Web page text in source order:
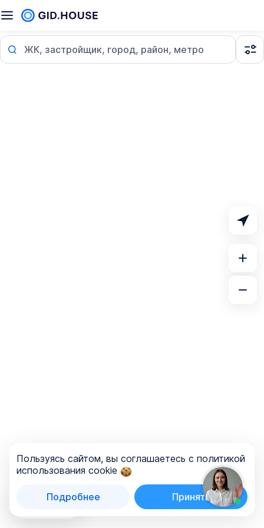
ЖК, застройщик, город, район, метро
Список
Пользуясь сайтом, вы соглашаетесь с политикой
использования cookie
Подробнее Принять